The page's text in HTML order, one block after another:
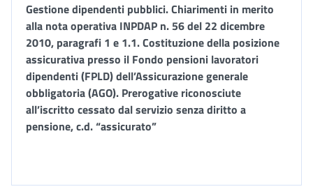
Gestione dipendenti pubblici. Chiarimenti in merito
alla nota operativa INPDAP n. 56 del 22 dicembre
2010, paragrafi 1 e 1.1. Costituzione della posizione
assicurativa presso il Fondo pensioni lavoratori
dipendenti (FPLD) dell’Assicurazione generale
obbligatoria (AGO). Prerogative riconosciute
all’iscritto cessato dal servizio senza diritto a
pensione, c.d. “assicurato”